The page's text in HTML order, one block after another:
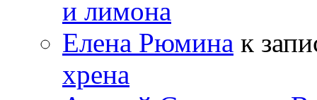
и лимона
Елена Рюмина к
хрена